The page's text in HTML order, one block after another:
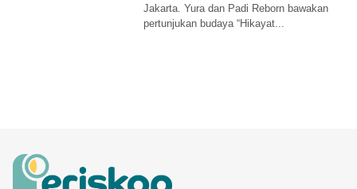
Jakarta. Yura dan Padi Reborn bawakan
pertunjukan budaya “Hikayat...